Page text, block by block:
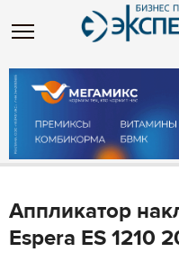
Аппликатор
Espera ES 1210